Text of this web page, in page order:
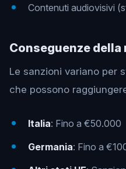
Contenuti audiovisivi
Conseguenze
Le sanzioni variano per
che possono
Italia: Fino a €50.000
Germania: Fino a